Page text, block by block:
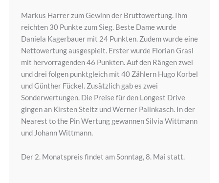
Markus Harrer zum Gewinn der Bruttowertung. Ihm
reichten 30 Punkte zum Sieg. Beste Dame wurde
Daniela Kagerbauer mit 24 Punkten. Zudem wurde eine
Nettowertung ausgespielt. Erster wurde Florian Grasl
mit hervorragenden 46 Punkten. Auf den Rängen zwei
und drei folgen punktgleich mit 40 Zählern Hugo Korbel
und Günther Fückel. Zusätzlich gab es zwei
Sonderwertungen. Die Preise für den Longest Drive
gingen an Kirsten Steitz und Werner Palinkasch. In der
Nearest to the Pin Wertung gewannen Silvia Wittmann
und Johann Wittmann.
Der 2. Monatspreis findet am Sonntag, 8. Mai statt.